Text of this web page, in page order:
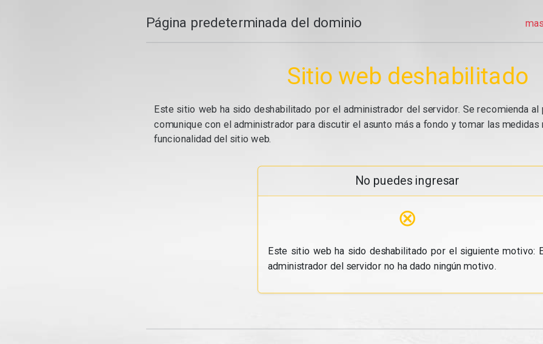
Página predeterminada del dominio
Sitio web deshabilitado
Este sitio web ha sido deshabilitado por el administrador del servidor. Se recomienda
comunique con el administrador para discutir el asunto más a fondo y tomar las medidas
funcionalidad del sitio web.
No puedes ingresar
⊗
Este sitio web ha sido deshabilitado por el siguiente motivo:
administrador del servidor no ha dado ningún motivo.